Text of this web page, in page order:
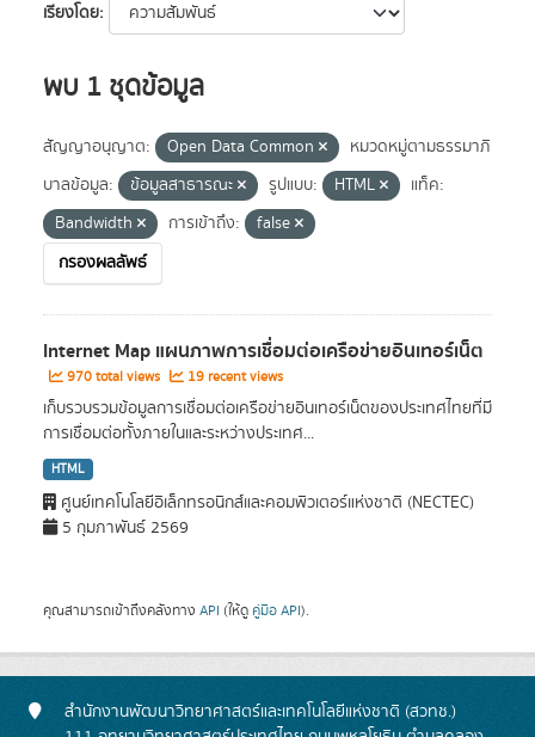
เรียงโดย
พบ 1 ชุดข้อมูล
สัญญาอนุญาต: Open Data Common
หมวดหมู่ตามธรรมาภิ
บาลข้อมูล:
ข้อมูลสาธารณะ รูปแบบ: HTML
แท็ค:
Bandwidth
การเข้าถึง:
false
กรองผลลัพธ์
Internet Map แผนภาพการเชื่อมต่อเครือข่ายอินเทอร์เน็ต
970 total views 19 recent views
เก็บรวบรวมข้อมูลการเชื่อมต่อเครือข่ายอินเทอร์เน็ตของประเทศไทยที่มี
การเชื่อมต่อทั้งภายในและระหว่างประเทศ...
HTML
ศูนย์เทคโนโลยีอิเล็กทรอนิกส์และคอมพิวเตอร์แห่งชาติ (NECTEC)
5 กุมภาพันธ์ 2569
คุณสามารถเข้าถึงคลังทาง API (ให้ดู คู่มือ API).
สำนักงานพัฒนาวิทยาศาสตร์และเทคโนโลยีแห่งชาติ (สวทช.)